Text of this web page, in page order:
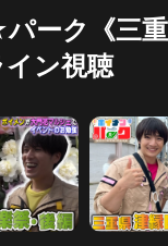
ーク《三
ン視聴